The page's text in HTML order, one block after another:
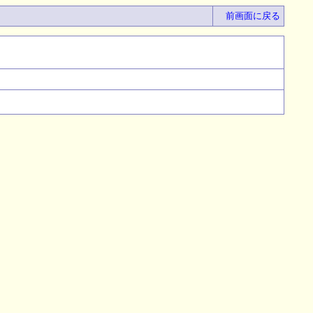
前画面に戻る